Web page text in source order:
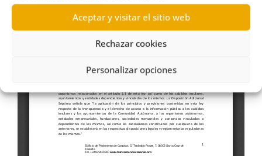
Aceptar y visitar el sitio web
Rechazar cookies
Personalizar opciones